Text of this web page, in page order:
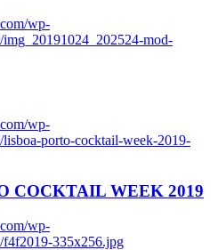
wp-
mod-
wp-
porto-cocktail-week-2019-
COCKTAIL WEEK 2019
wp-
f4f2019-335x256.jpg